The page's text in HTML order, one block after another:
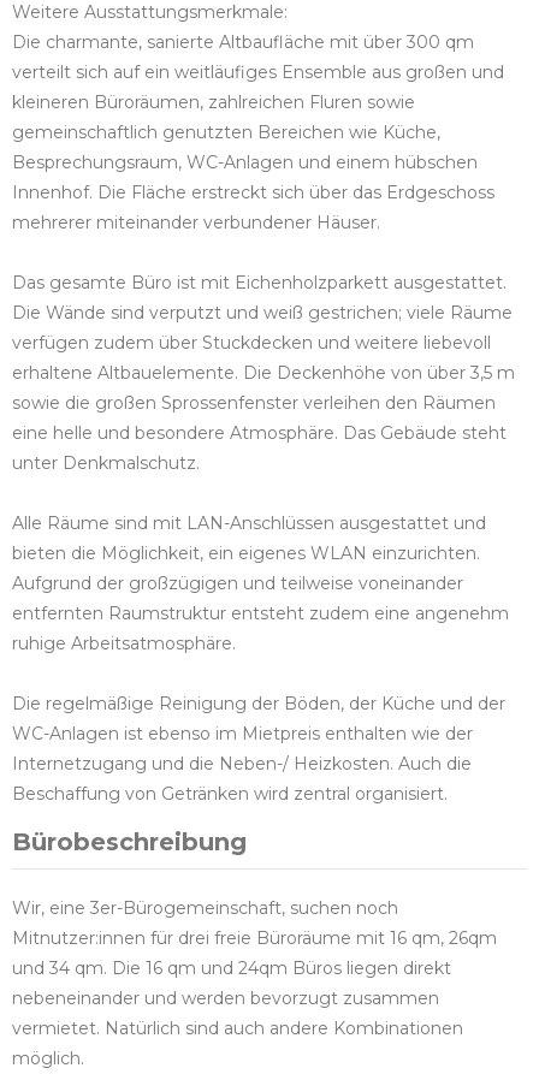
Weitere Ausstattungsmerkmale:
Die charmante, sanierte Altbaufläche mit über 300 qm
verteilt sich auf ein weitläufiges Ensemble aus großen und
kleineren Büroräumen, zahlreichen Fluren sowie
gemeinschaftlich genutzten Bereichen wie Küche,
Besprechungsraum, WC-Anlagen und einem hübschen
Innenhof. Die Fläche erstreckt sich über das Erdgeschoss
mehrerer miteinander verbundener Häuser.
Das gesamte Büro ist mit Eichenholzparkett ausgestattet.
Die Wände sind verputzt und weiß gestrichen; viele Räume
verfügen zudem über Stuckdecken und weitere liebevoll
erhaltene Altbauelemente. Die Deckenhöhe von über 3,5 m
sowie die großen Sprossenfenster verleihen den Räumen
eine helle und besondere Atmosphäre. Das Gebäude steht
unter Denkmalschutz.
Alle Räume sind mit LAN-Anschlüssen ausgestattet und
bieten die Möglichkeit, ein eigenes WLAN einzurichten.
Aufgrund der großzügigen und teilweise voneinander
entfernten Raumstruktur entsteht zudem eine angenehm
ruhige Arbeitsatmosphäre.
Die regelmäßige Reinigung der Böden, der Küche und der
WC-Anlagen ist ebenso im Mietpreis enthalten wie der
Internetzugang und die Neben-/ Heizkosten. Auch die
Beschaffung von Getränken wird zentral organisiert.
Bürobeschreibung
Wir, eine 3er-Bürogemeinschaft, suchen noch
Mitnutzer:innen für drei freie Büroräume mit 16 qm, 26qm
und 34 qm. Die 16 qm und 24qm Büros liegen direkt
nebeneinander und werden bevorzugt zusammen
vermietet. Natürlich sind auch andere Kombinationen
möglich.